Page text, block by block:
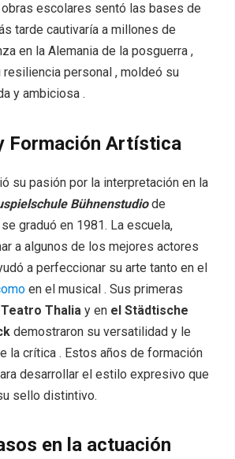
escolares sentó las bases de
tarde cautivaría a millones de
en la Alemania de la posguerra ,
resiliencia personal , moldeó su
y ambiciosa .
Formación Artística
su pasión por la interpretación en la
Bühnenstudiode
graduó en 1981. La escuela,
a algunos de los mejores actores
a perfeccionar su arte tanto en el
en el musical . Sus primeras
Teatro Thalia y en el Städtische
demostraron su versatilidad y le
la crítica . Estos años de formación
desarrollar el estilo expresivo que
sello distintivo.
en la actuación